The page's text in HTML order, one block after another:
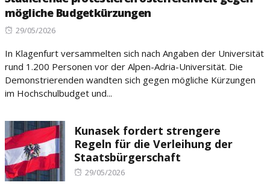
mögliche Budgetkürzungen
Posted
29/05/2026
In Klagenfurt versammelten sich nach Angaben der Universität
rund 1.200 Personen vor der Alpen-Adria-Universität. Die
Demonstrierenden wandten sich gegen mögliche Kürzungen
im Hochschulbudget und...
Kunasek fordert strengere
Regeln für die Verleihung der
Staatsbürgerschaft
Posted
29/05/2026